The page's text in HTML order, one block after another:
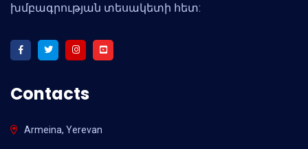
խմբագրության տեսակետի հետ:
Contacts
Armeina, Yerevan